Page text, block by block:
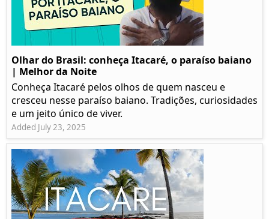
Olhar do Brasil: conheça Itacaré, o paraíso baiano
| Melhor da Noite
Conheça Itacaré pelos olhos de quem nasceu e
cresceu nesse paraíso baiano. Tradições, curiosidades
e um jeito único de viver.
Added July 23, 2025